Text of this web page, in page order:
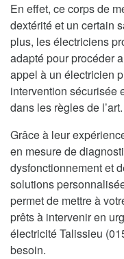
En effet, ce corps de
dextérité et un certain
plus, les électriciens
adapté pour procéder
appel à un électricien
intervention sécurisée
dans les règles de l’art.
Grâce à leur
en mesure de
dysfonctionnement et
solutions
permet de mettre à
prêts à intervenir en
électricité Talissieu
besoin.